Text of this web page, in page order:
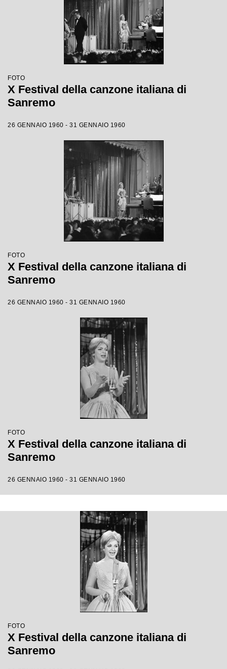
FOTO
X Festival della canzone italiana di
Sanremo
26 GENNAIO 1960 - 31 GENNAIO 1960
FOTO
X Festival della canzone italiana di
Sanremo
26 GENNAIO 1960 - 31 GENNAIO 1960
FOTO
X Festival della canzone italiana di
Sanremo
26 GENNAIO 1960 - 31 GENNAIO 1960
FOTO
X Festival della canzone italiana di
Sanremo